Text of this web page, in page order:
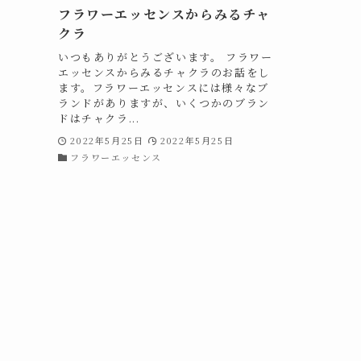
フラワーエッセンスからみるチャ
クラ
いつもありがとうございます。 フラワー
エッセンスからみるチャクラのお話をし
ます。フラワーエッセンスには様々なブ
ランドがありますが、いくつかのブラン
ドはチャクラ...
2022年5月25日
2022年5月25日
フラワーエッセンス